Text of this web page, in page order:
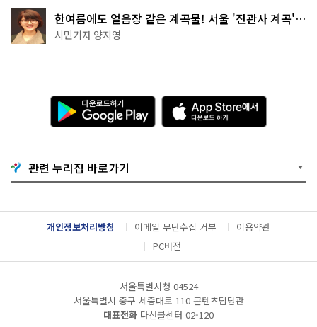
한여름에도 얼음장 같은 계곡물! 서울 '진관사 계곡'이
천국이네~
시민기자 양지영
다
운
로
기
G
o
g
l
e
A
p
p
e
서
다
운
관련 누리집 바로가기
개인정보처리방침 이메일 무단수집 거부
이용약관
PC버전
서울특별시청 04524
서울특별시 중구 세종대로 110 콘텐츠담당관
대표전화 다산콜센터 02-120